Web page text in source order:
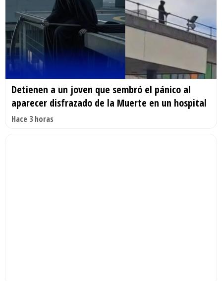
Detienen a un joven que sembró el pánico al
aparecer disfrazado de la Muerte en un hospital
Hace 3 horas